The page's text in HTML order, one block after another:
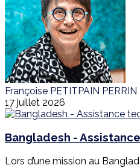
Françoise PETITPAIN PERRIN
17 juillet 2026
Bangladesh -
Lors d’une mission au